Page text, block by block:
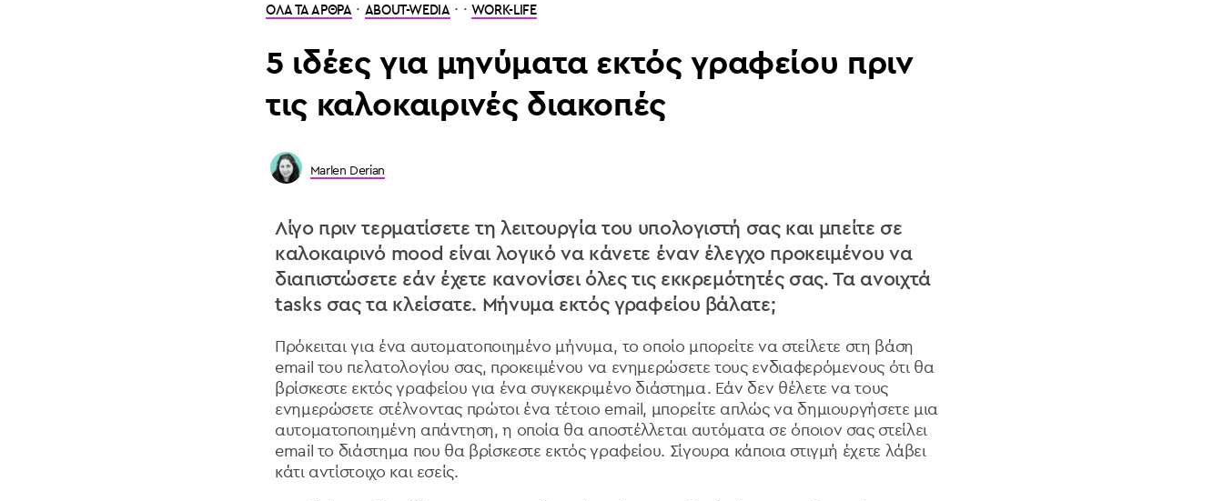
ΟΛΑ ΤΑ ΑΡΘΡΑ · ABOUT-WEDIA · · WORK-LIFE
5 ιδέες για μηνύματα εκτός γραφείου πριν
τις καλοκαιρινές διακοπές
Marlen Derian
Λίγο πριν τερματίσετε τη λειτουργία του υπολογιστή σας και μπείτε σε
καλοκαιρινό mood είναι λογικό να κάνετε έναν έλεγχο προκειμένου να
διαπιστώσετε εάν έχετε κανονίσει όλες τις εκκρεμότητές σας. Τα ανοιχτά
tasks σας τα κλείσατε. Μήνυμα εκτός γραφείου βάλατε;
Πρόκειται για ένα αυτοματοποιημένο μήνυμα, το οποίο μπορείτε να στείλετε στη βάση
email του πελατολογίου σας, προκειμένου να ενημερώσετε τους ενδιαφερόμενους ότι θα
βρίσκεστε εκτός γραφείου για ένα συγκεκριμένο διάστημα. Εάν δεν θέλετε να τους
ενημερώσετε στέλνοντας πρώτοι ένα τέτοιο email, μπορείτε απλώς να δημιουργήσετε μια
αυτοματοποιημένη απάντηση, η οποία θα αποστέλλεται αυτόματα σε όποιον σας στείλει
email το διάστημα που θα βρίσκεστε εκτός γραφείου. Σίγουρα κάποια στιγμή έχετε λάβει
κάτι αντίστοιχο και εσείς.